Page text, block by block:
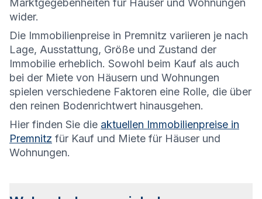
Marktgegebenheiten für Häuser und Wohnungen
wider.
Die Immobilienpreise in Premnitz variieren je nach
Lage, Ausstattung, Größe und Zustand der
Immobilie erheblich. Sowohl beim Kauf als auch
bei der Miete von Häusern und Wohnungen
spielen verschiedene Faktoren eine Rolle, die über
den reinen Bodenrichtwert hinausgehen.
Hier finden Sie die aktuellen Immobilienpreise in
Premnitz für Kauf und Miete für Häuser und
Wohnungen.